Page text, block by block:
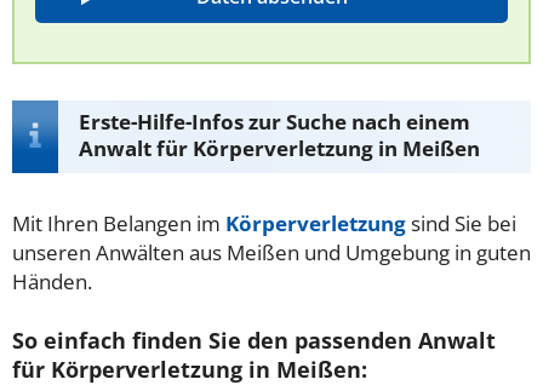
Erste-Hilfe-Infos zur Suche nach einem
Anwalt für Körperverletzung in Meißen
Mit Ihren Belangen im Körperverletzungsind Sie bei
unseren Anwälten aus Meißen und Umgebung in guten
Händen.
So einfach finden Sie den passenden Anwalt
für Körperverletzung in Meißen: